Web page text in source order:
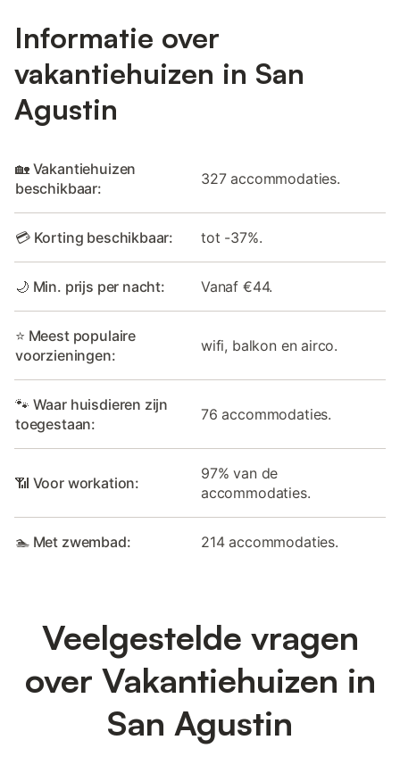
Informatie over
vakantiehuizen in San
Agustin
🏡 Vakantiehuizen
beschikbaar:
327 accommodaties.
💳 Korting beschikbaar: tot -37%.
🌙 Min. prijs per nacht: Vanaf €44.
⭐ Meest populaire
voorzieningen:
wifi, balkon en airco.
🐾 Waar huisdieren zijn
toegestaan:
76 accommodaties.
📶 Voor workation:
97% van de
accommodaties.
🏊 Met zwembad: 214 accommodaties.
Veelgestelde vragen
over Vakantiehuizen in
San Agustin